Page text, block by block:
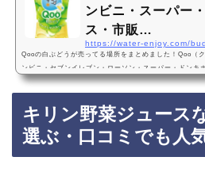
ンビニ・スーパー
ス・市販…
https://water-enjoy.com/
Qooの白ぶどうが売ってる場所をまとめました！Qoo（
ンビニ・セブンイレブン・ローソン・スーパー・ドンキ
た？どこで買える?通販・Amazon・楽天・販売中止?売
売！炭酸なし・コカ・コーラ・すっきりQooの白ぶどう
ンなどのコンビニ、スーパー、ドンキホーテに売ってい
あるので、Amazonや楽天でもQoo（クー）の白ぶどう
白ぶ…
キリン野菜ジュース
選ぶ・口コミでも人